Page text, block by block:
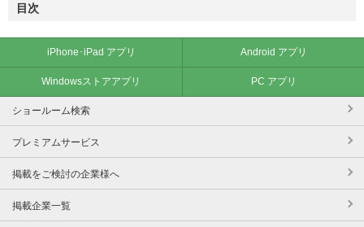
目次
iPhone･iPad アプリ Android アプリ
Windowsストアアプリ PC アプリ
ショールーム検索
プレミアムサービス
掲載をご検討の企業様へ
掲載企業一覧